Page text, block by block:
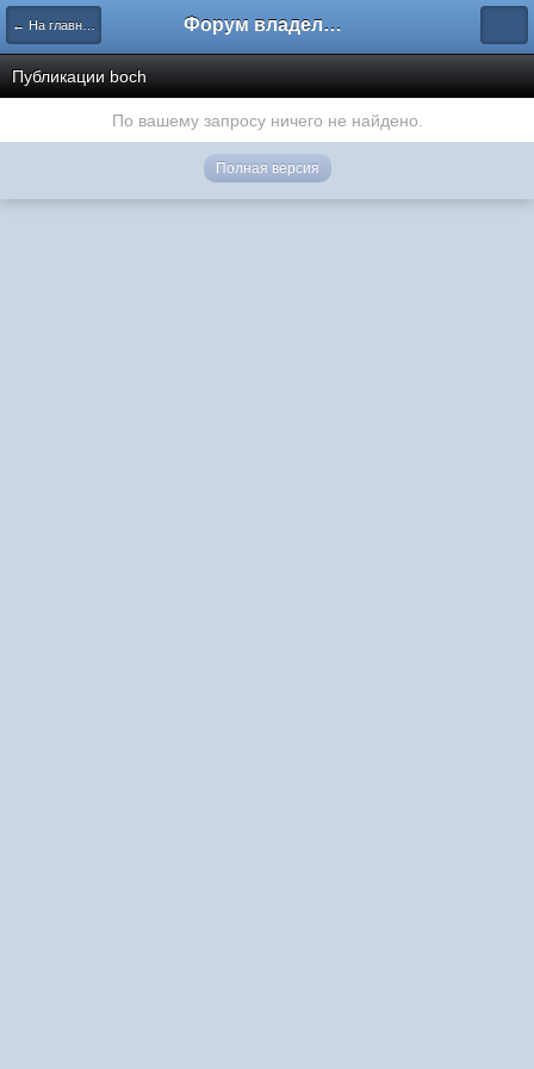
← На главную Форум владельцев интернет-магазинов
Публикации boch
По вашему запросу ничего не найдено.
Полная версия